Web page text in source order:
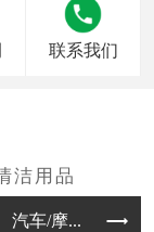
联系我们
汽车/摩... 其他